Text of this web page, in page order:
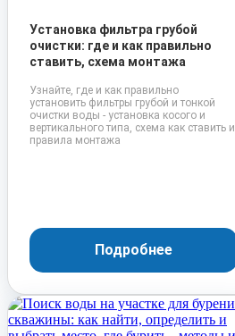
Установка фильтра грубой
очистки: где и как правильно
ставить, схема монтажа
Узнайте, где и как правильно
установить фильтры грубой и тонкой
очистки воды - установка косого и
вертикального типа, схема как ставить и
правила монтажа
Подробнее